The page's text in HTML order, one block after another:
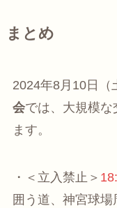
まとめ
2024年8月10日（
会では、大規模
ます。
・＜立入禁止＞
囲う道、神宮球場